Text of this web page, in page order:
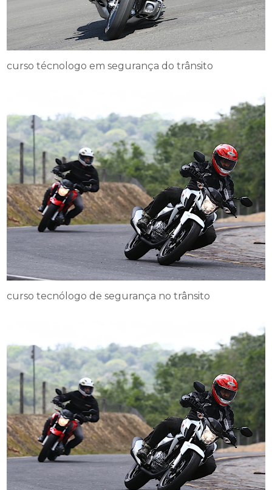
curso técnologo em segurança do trânsito
curso tecnólogo de segurança no trânsito